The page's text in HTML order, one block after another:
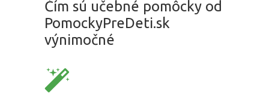
Čím sú učebné pomôcky od
PomockyPreDeti.sk
výnimočné